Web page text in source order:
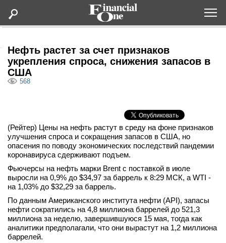
Lifestyle
Мероприятия
Новости
Интервью
Нефть растет за счет признаков
укрепления спроса, снижения запасов в
США
568
(Рейтер) Цены на нефть растут в среду на фоне признаков
улучшения спроса и сокращения запасов в США, но
опасения по поводу экономических последствий пандемии
коронавируса сдерживают подъем.
Фьючерсы на нефть марки Brent с поставкой в июле
выросли на 0,9% до $34,97 за баррель к 8:29 МСК, а WTI -
на 1,03% до $32,29 за баррель.
По данным Американского института нефти (API), запасы
нефти сократились на 4,8 миллиона баррелей до 521,3
миллиона за неделю, завершившуюся 15 мая, тогда как
аналитики предполагали, что они вырастут на 1,2 миллиона
баррелей.